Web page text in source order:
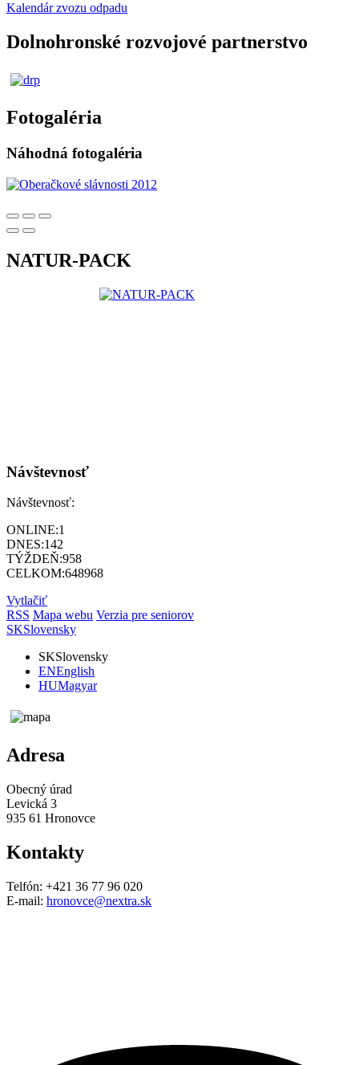
Kalendár zvozu odpadu
Dolnohronské rozvojové partnerstvo
Fotogaléria
Náhodná fotogaléria
NATUR-PACK
Návštevnosť
Návštevnosť:
ONLINE:1
DNES:142
TÝŽDEŇ:958
CELKOM:648968
Vytlačiť
RSS Mapa webu Verzia pre seniorov
SKSlovensky
SKSlovensky
ENEnglish
HUMagyar
Adresa
Obecný úrad
Levická 3
935 61 Hronovce
Kontakty
Telfón: +421 36 77 96 020
E-mail: hronovce@nextra.sk